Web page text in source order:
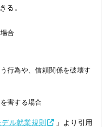
る。
合
行為や、信頼関係を破壊す
害する場合
デル就業規則 」より引用